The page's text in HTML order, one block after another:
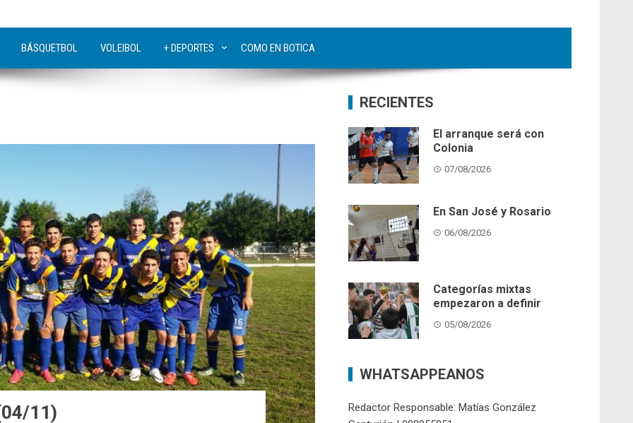
BÁSQUETBOL VOLEIBOL + DEPORTES COMO EN BOTICA
11)
RECIENTES
El arranque será con
Colonia
07/08/2026
En San José y Rosario
06/08/2026
Categorías mixtas
empezaron a definir
05/08/2026
WHATSAPPEANOS
Redactor Responsable: Matías González